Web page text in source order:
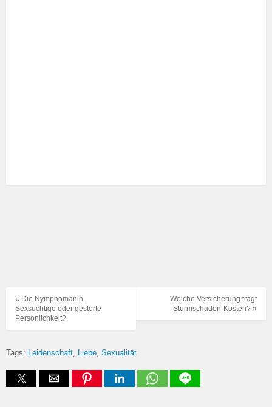
Welche Versicherung trägt
Sturmschäden-Kosten? »
« Die Nymphomanin,
Sexsüchtige oder gestörte
Persönlichkeit?
Tags: Leidenschaft Liebe Sexualität